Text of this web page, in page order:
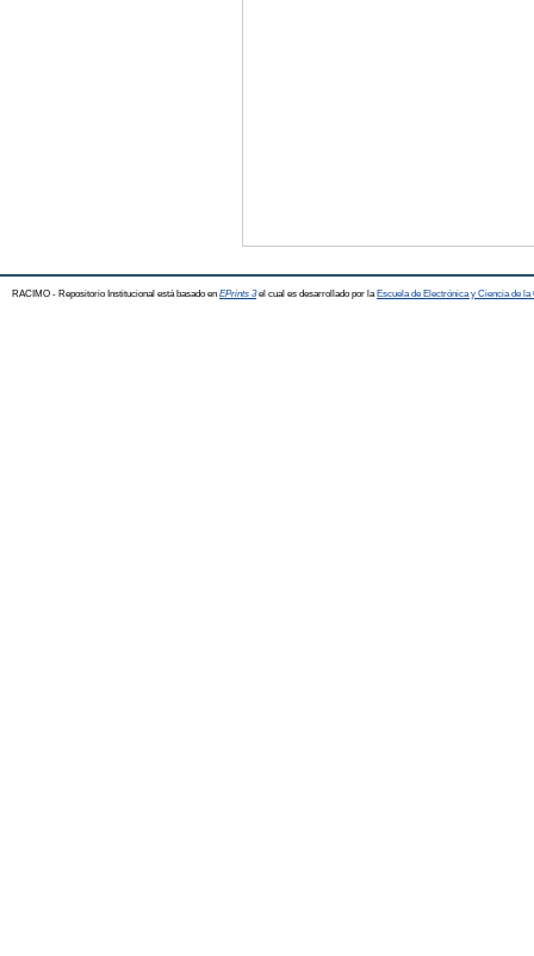
RACIMO - Repositorio Institucional está basado en EPrints 3el cual es desarrollado por la Escuela de Electrónica y Ciencia de la